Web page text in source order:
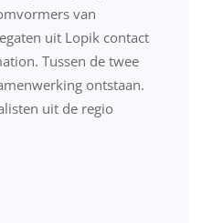
van
uit Lopik contact
Tussen de twee
ontstaan.
uit de regio